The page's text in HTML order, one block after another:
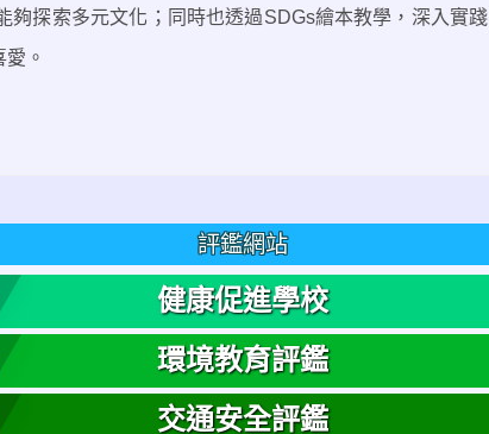
夠探索多元文化；同時也透過SDGs繪本教學，深入實踐
。
評鑑網站
健康促進學校
環境教育評鑑
交通安全評鑑